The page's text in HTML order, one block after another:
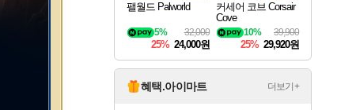
팰월드 Palworld
32,000
5%
25% 24,000원
커세어 코브 Corsair
Cove
39,900
10%
25% 29,920원
혜택.아이마트 더보기+